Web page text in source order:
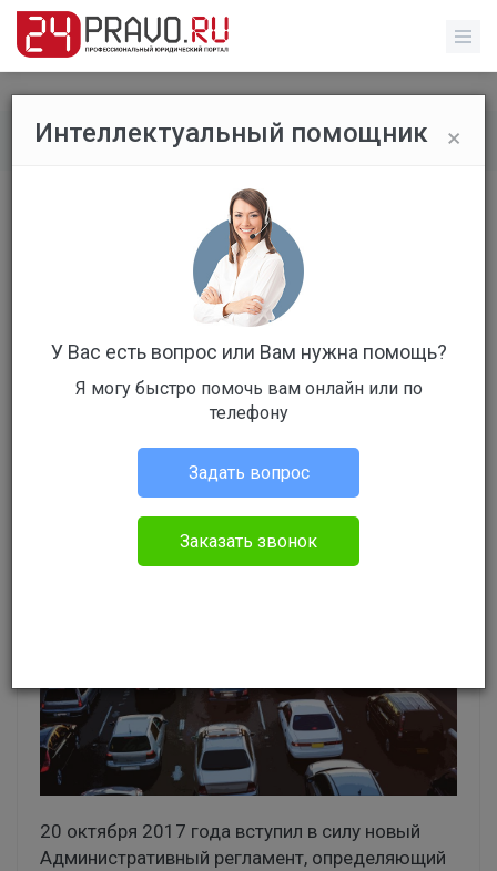
Все публикации / Без указания категории
ГИБДД прокомментировала
положения нового регламента по
надзору за дорожным движением
Администрация портала
Без указания категории
20 октября 2017 года вступил в силу новый
Административный регламент, определяющий
×
Интеллектуальный помощник
У Вас есть вопрос или Вам нужна помощь?
Я могу быстро помочь вам онлайн или по
телефону
Задать вопрос
Заказать звонок